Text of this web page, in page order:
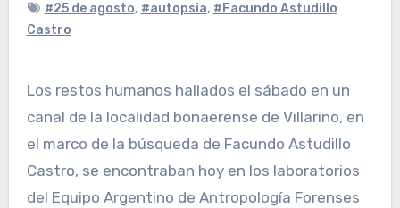
#25 de agosto, #autopsia, #Facundo Astudillo
Castro
Los restos humanos hallados el sábado en un
canal de la localidad bonaerense de Villarino, en
el marco de la búsqueda de Facundo Astudillo
Castro, se encontraban hoy en los laboratorios
del Equipo Argentino de Antropología Forenses